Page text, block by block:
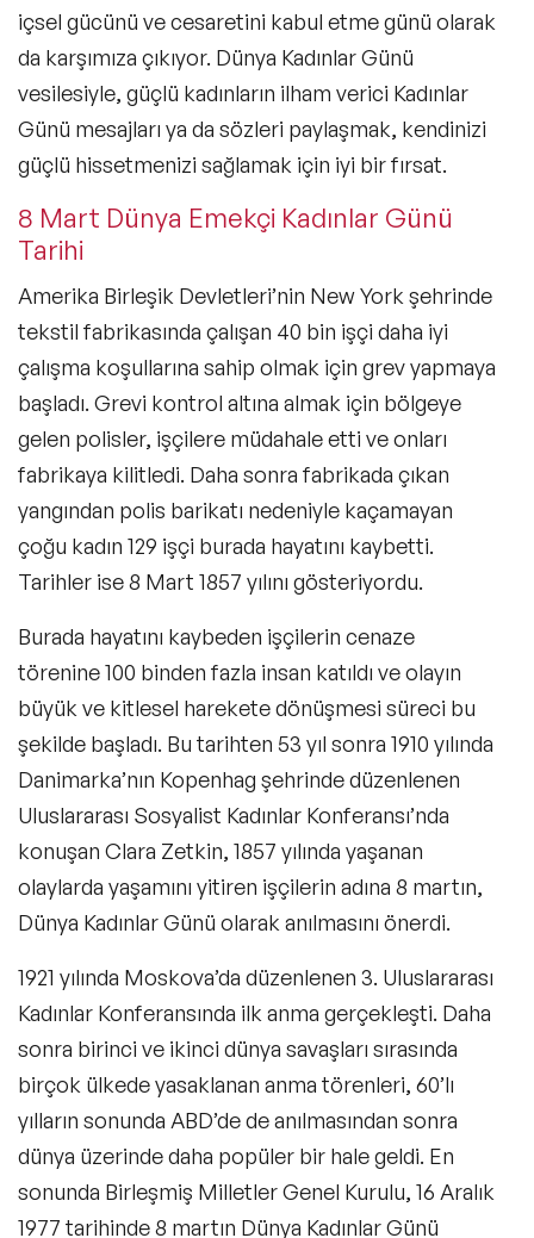
içsel gücünü ve cesaretini kabul etme günü olarak
da karşımıza çıkıyor. Dünya Kadınlar Günü
vesilesiyle, güçlü kadınların ilham verici Kadınlar
Günü mesajları ya da sözleri paylaşmak, kendinizi
güçlü hissetmenizi sağlamak için iyi bir fırsat.
8 Mart Dünya Emekçi Kadınlar Günü
Tarihi
Amerika Birleşik Devletleri’nin New York şehrinde
tekstil fabrikasında çalışan 40 bin işçi daha iyi
çalışma koşullarına sahip olmak için grev yapmaya
başladı. Grevi kontrol altına almak için bölgeye
gelen polisler, işçilere müdahale etti ve onları
fabrikaya kilitledi. Daha sonra fabrikada çıkan
yangından polis barikatı nedeniyle kaçamayan
çoğu kadın 129 işçi burada hayatını kaybetti.
Tarihler ise 8 Mart 1857 yılını gösteriyordu.
Burada hayatını kaybeden işçilerin cenaze
törenine 100 binden fazla insan katıldı ve olayın
büyük ve kitlesel harekete dönüşmesi süreci bu
şekilde başladı. Bu tarihten 53 yıl sonra 1910 yılında
Danimarka’nın Kopenhag şehrinde düzenlenen
Uluslararası Sosyalist Kadınlar Konferansı’nda
konuşan Clara Zetkin, 1857 yılında yaşanan
olaylarda yaşamını yitiren işçilerin adına 8 martın,
Dünya Kadınlar Günü olarak anılmasını önerdi.
1921 yılında Moskova’da düzenlenen 3. Uluslararası
Kadınlar Konferansında ilk anma gerçekleşti. Daha
sonra birinci ve ikinci dünya savaşları sırasında
birçok ülkede yasaklanan anma törenleri, 60’lı
yılların sonunda ABD’de de anılmasından sonra
dünya üzerinde daha popüler bir hale geldi. En
sonunda Birleşmiş Milletler Genel Kurulu, 16 Aralık
1977 tarihinde 8 martın Dünya Kadınlar Günü